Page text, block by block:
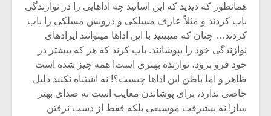
همان‏طور که دیدید که این اساتید چه اداهایی را در نوازندگی
باب کردند و مثلاً عارف مسلکی و درویش مسلکی را باب
کردند… چنان که می‏بینید با این اداها می‏توانند ایرادهای
نوازندگی خود را بپوشانند. باب کرند که هر که بیشتر در
خود فرو برود، نوازنده بهتری است! همه چیز شده است
ظاهر و اما باطن این اداها چیست؟! نه اشتباه نکنید دلیل
خاصی ندارد، برای پوشاندن معایب است نه صدای بهتر
ساز! نه پیشرفت موسیقی بلکه فقط از دست نرفتن